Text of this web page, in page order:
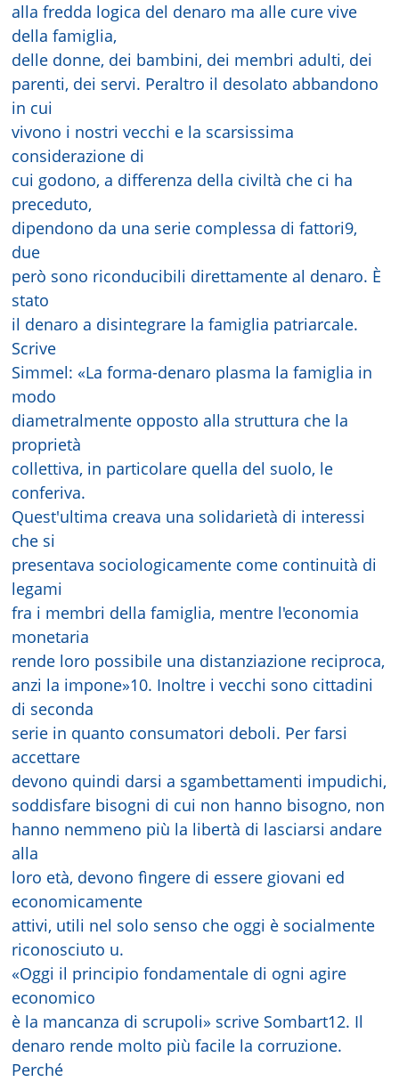
alla fredda logica del denaro ma alle cure vive
della famiglia,
delle donne, dei bambini, dei membri adulti, dei
parenti, dei servi. Peraltro il desolato abbandono
in cui
vivono i nostri vecchi e la scarsissima
considerazione di
cui godono, a differenza della civiltà che ci ha
preceduto,
dipendono da una serie complessa di fattori9,
due
però sono riconducibili direttamente al denaro. È
stato
il denaro a disintegrare la famiglia patriarcale.
Scrive
Simmel: «La forma-denaro plasma la famiglia in
modo
diametralmente opposto alla struttura che la
proprietà
collettiva, in particolare quella del suolo, le
conferiva.
Quest'ultima creava una solidarietà di interessi
che si
presentava sociologicamente come continuità di
legami
fra i membri della famiglia, mentre l'economia
monetaria
rende loro possibile una distanziazione reciproca,
anzi la impone»10. Inoltre i vecchi sono cittadini
di seconda
serie in quanto consumatori deboli. Per farsi
accettare
devono quindi darsi a sgambettamenti impudichi,
soddisfare bisogni di cui non hanno bisogno, non
hanno nemmeno più la libertà di lasciarsi andare
alla
loro età, devono fìngere di essere giovani ed
economicamente
attivi, utili nel solo senso che oggi è socialmente
riconosciuto u.
«Oggi il principio fondamentale di ogni agire
economico
è la mancanza di scrupoli» scrive Sombart12. Il
denaro rende molto più facile la corruzione.
Perché